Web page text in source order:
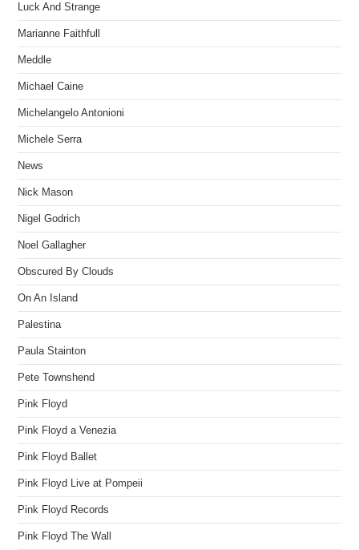
Luck And Strange
Marianne Faithfull
Meddle
Michael Caine
Michelangelo Antonioni
Michele Serra
News
Nick Mason
Nigel Godrich
Noel Gallagher
Obscured By Clouds
On An Island
Palestina
Paula Stainton
Pete Townshend
Pink Floyd
Pink Floyd a Venezia
Pink Floyd Ballet
Pink Floyd Live at Pompeii
Pink Floyd Records
Pink Floyd The Wall